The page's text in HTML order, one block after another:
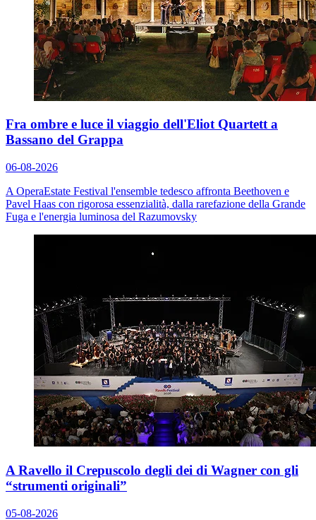
Fra ombre e luce il viaggio dell'Eliot Quartett a
Bassano del Grappa
06-08-2026
A OperaEstate Festival l'ensemble tedesco affronta Beethoven e
Pavel Haas con rigorosa essenzialità, dalla rarefazione della Grande
Fuga e l'energia luminosa del Razumovsky
A Ravello il Crepuscolo degli dei di Wagner con gli
“strumenti originali”
05-08-2026